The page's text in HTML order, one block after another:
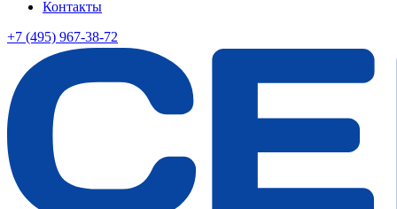
Контакты
+7 (495) 967-38-72